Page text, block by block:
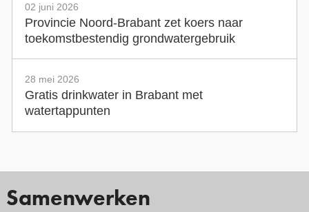
02 juni 2026
Provincie Noord-Brabant zet koers naar
toekomstbestendig grondwatergebruik
28 mei 2026
Gratis drinkwater in Brabant met
watertappunten
Samenwerken